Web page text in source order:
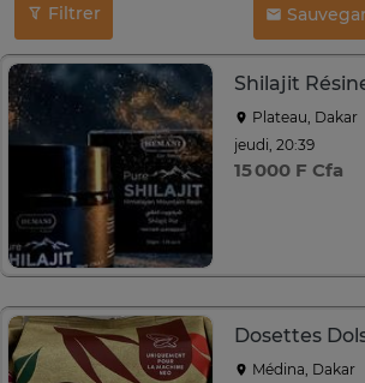
Filtrer
Plateau, Dakar
jeudi, 20:39
15 000 F Cfa
Médina, Dakar